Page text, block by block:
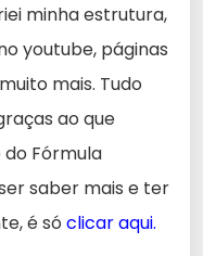
minha estrutura,
youtube, páginas
mais. Tudo
ao que
Fórmula
saber mais e ter
é só clicar aqui.